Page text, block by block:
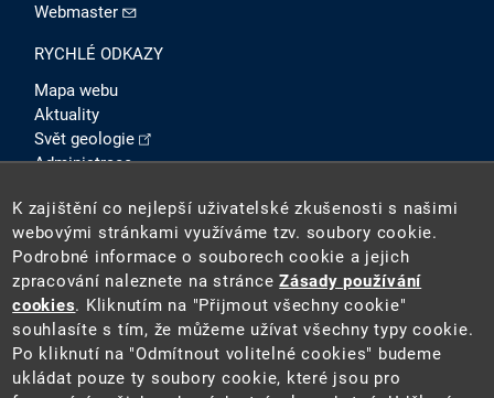
Webmaster
RYCHLÉ ODKAZY
Mapa webu
Aktuality
Svět geologie
Administrace
SOCIÁLNÍ SÍTĚ
K zajištění co nejlepší uživatelské zkušenosti s našimi
webovými stránkami využíváme tzv. soubory cookie.
Podrobné informace o souborech cookie a jejich
zpracování naleznete na stránceZásady používání
cookies. Kliknutím na "Přijmout všechny cookie"
souhlasíte s tím, že můžeme užívat všechny typy cookie.
Po kliknutí na "Odmítnout volitelné cookies" budeme
ukládat pouze ty soubory cookie, které jsou pro